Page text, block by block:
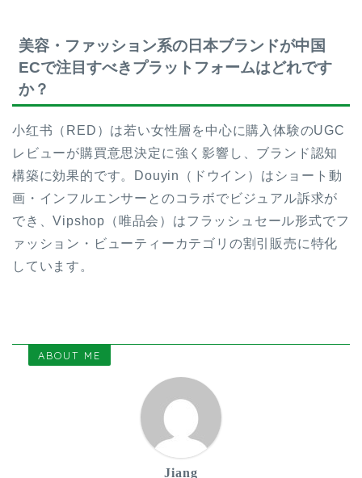
美容・ファッション系の日本ブランドが中国
ECで注目すべきプラットフォームはどれです
か？
小红书（RED）は若い女性層を中心に購入体験のUGC
レビューが購買意思決定に強く影響し、ブランド認知
構築に効果的です。Douyin（ドウイン）はショート動
画・インフルエンサーとのコラボでビジュアル訴求が
でき、Vipshop（唯品会）はフラッシュセール形式でフ
ァッション・ビューティーカテゴリの割引販売に特化
しています。
ABOUT ME
Jiang